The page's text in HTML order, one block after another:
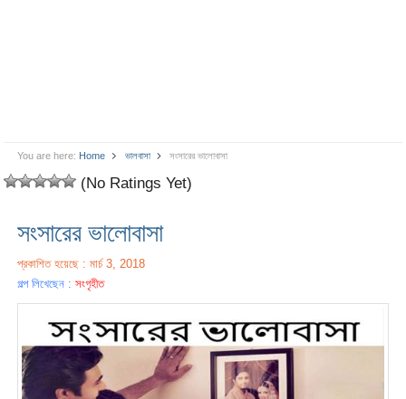
You are here: Home ভালবাসা সংসারের ভালোবাসা
(No Ratings Yet)
সংসারের ভালোবাসা
প্রকাশিত হয়েছে : মার্চ 3, 2018
গল্প লিখেছেন :সংগৃহীত